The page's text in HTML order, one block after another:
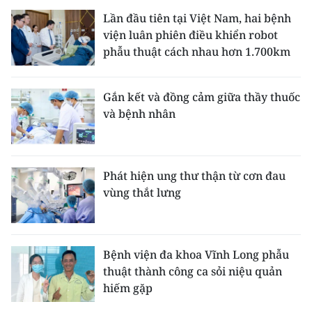
Lần đầu tiên tại Việt Nam, hai bệnh
viện luân phiên điều khiển robot
phẫu thuật cách nhau hơn 1.700km
Gắn kết và đồng cảm giữa thầy thuốc
và bệnh nhân
Phát hiện ung thư thận từ cơn đau
vùng thắt lưng
Bệnh viện đa khoa Vĩnh Long phẫu
thuật thành công ca sỏi niệu quản
hiếm gặp